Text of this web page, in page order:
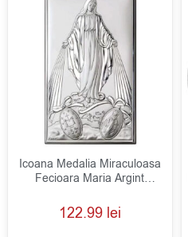
Icoana Medalia Miraculoasa
Fecioara Maria Argint
122.99 lei